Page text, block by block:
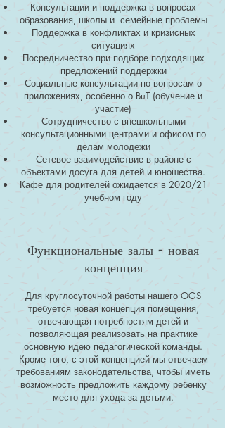
Консультации и поддержка в вопросах
образования, школы и семейные проблемы
Поддержка в конфликтах и кризисных
ситуациях
Посредничество при подборе подходящих
предложений поддержки
Социальные консультации по вопросам о
приложениях, особенно о BuT (обучение и
участие)
Сотрудничество с внешкольными
консультационными центрами и офисом по
делам молодежи
Сетевое взаимодействие в районе с
объектами досуга для детей и юношества.
Кафе для родителей ожидается в 2020/21
учебном году
Функциональные залы - новая
концепция
Для круглосуточной работы нашего OGS
требуется новая концепция помещения,
отвечающая потребностям детей и
позволяющая реализовать на практике
основную идею педагогической команды.
Кроме того, с этой концепцией мы отвечаем
требованиям законодательства, чтобы иметь
возможность предложить каждому ребенку
место для ухода за детьми.